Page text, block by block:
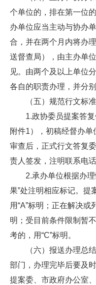
个单位的，排在第一位
办单位应当主动与协办
合，并在两个月内将办
送督查局），由主办单
见。由两个及以上单位
各自的职责办理，并分别
（五）规范行文标准
1.政协委员提案答
附件1），初稿经督办单
审查后，正式行文答复
责人签发，注明联系电
2.承办单位根据办
果”处注明相应标记。提
用“A”标明；正在解决或
明；受目前条件限制暂
考的，用“C”标明。
（六）报送办理总
部门，办理完毕后要及
提案委、市政府办公室、